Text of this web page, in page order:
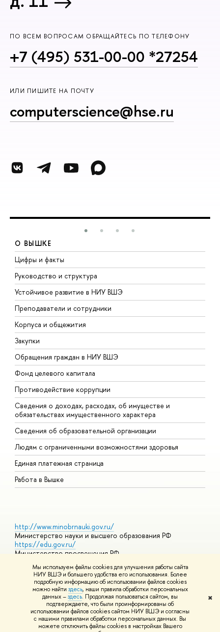
Мы используем файлы cookies для улучшения работы сайта
НИУ ВШЭ и большего удобства его использования. Более
подробную информацию об использовании файлов cookies
можно найти здесь, наши правила обработки персональных
данных –здесь. Продолжая пользоваться сайтом, вы
подтверждаете, что были проинформированы об
использовании файлов cookies сайтом НИУ ВШЭ и согласны
с нашими правилами обработки персональных данных. Вы
можете отключить файлы cookies в настройках Вашего
✖
ПО ВСЕМ ВОПРОСАМ ОБРАЩАЙТЕСЬ ПО ТЕЛЕФОНУ
+7 (495) 531-00-00 *27254
ИЛИ ПИШИТЕ НА ПОЧТУ
computerscience@hse.ru
О ВЫШКЕ
Цифры и факты
Руководство и структура
Устойчивое развитие в НИУ ВШЭ
Преподаватели и сотрудники
Корпуса и общежития
Закупки
Обращения граждан в НИУ ВШЭ
Фонд целевого капитала
Противодействие коррупции
Сведения о доходах, расходах, об имуществе и
обязательствах имущественного характера
Сведения об образовательной организации
Людям с ограниченными возможностями здоровья
Единая платежная страница
Работа в Вышке
http://www.minobrnauki.gov.ru/
Министерство науки и высшего образования РФ
https://edu.gov.ru/
Министерство просвещения РФ
https://elearning.hse.ru/mooc
Массовые открытые онлайн-курсы
© НИУ ВШЭ 1993–2026 Адреса и контактыУсловия
использования материалов Политика конфиденциальности
Шрифты HSE Sans и HSE Slab разработаны вШколе дизайна НИУ